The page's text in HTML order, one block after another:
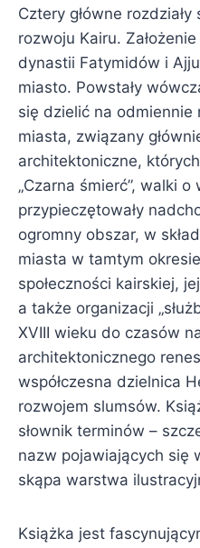
Cztery główne
rozwoju Kairu.
dynastii Fatymidów i
miasto. Powstały
się dzielić na
miasta, związany
architektoniczne,
„Czarna śmierć”, walki
przypieczętowały
ogromny obszar, w
miasta w tamtym
społeczności kairskiej,
a także organizacji
XVIII wieku do czasów
architektonicznego
współczesna dzielnica
rozwojem slumsów.
słownik terminów –
nazw pojawiających się
skąpa warstwa
Książka jest